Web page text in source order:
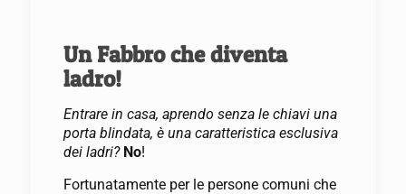
Un Fabbro che diventa
ladro!
Entrare in casa, aprendo senza le chiavi una
porta blindata, è una caratteristica esclusiva
dei ladri? No!
Fortunatamente per le persone comuni che